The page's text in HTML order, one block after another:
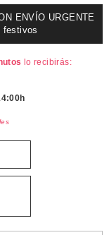
ENVÍO URGENTE
festivos
lo recibirás: